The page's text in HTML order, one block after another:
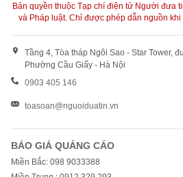
Bản quyền thuộc Tạp chí điện tử Người đưa
và Pháp luật. Chỉ được phép dẫn nguồn
Tầng 4, Tòa tháp Ngôi Sao - Star Tower,
Phường Cầu Giấy - Hà Nội
0903 405 146
toasoan@nguoiduatin.vn
BÁO GIÁ QUẢNG CÁO
Miền Bắc: 098 9033388